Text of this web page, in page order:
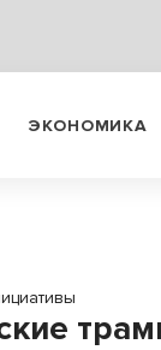
ЭКОНОМИКА